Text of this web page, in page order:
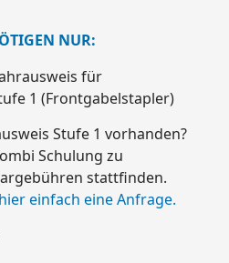
NUR:
für
1 (Frontgabelstapler)
Stufe 1 vorhanden?
Schulung zu
stattfinden.
hier einfach eine Anfrage.